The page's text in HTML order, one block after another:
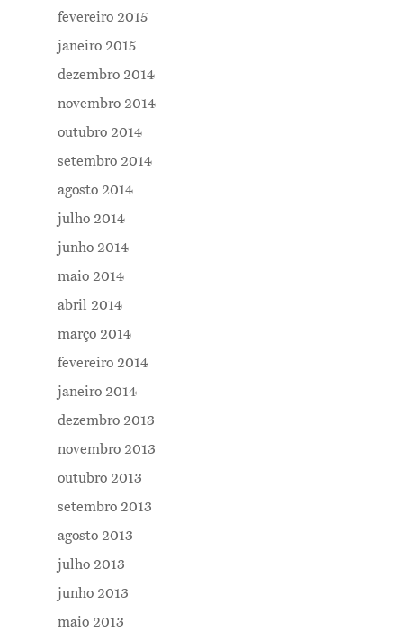
fevereiro 2015
janeiro 2015
dezembro 2014
novembro 2014
outubro 2014
setembro 2014
agosto 2014
julho 2014
junho 2014
maio 2014
abril 2014
março 2014
fevereiro 2014
janeiro 2014
dezembro 2013
novembro 2013
outubro 2013
setembro 2013
agosto 2013
julho 2013
junho 2013
maio 2013